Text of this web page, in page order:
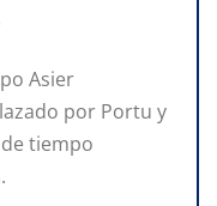
Asier
por Portu y
tiempo